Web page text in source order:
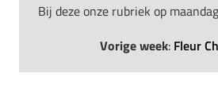
Bij deze onze rubriek op
Vorige week: Fleur